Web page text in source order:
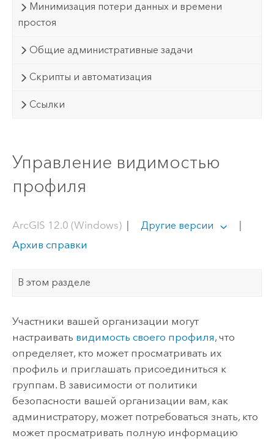
Минимизация потери данных и времени
простоя
Общие административные задачи
Скрипты и автоматизация
Ссылки
Управление видимостью
профиля
ArcGIS 12.0 (Windows)| Другие версии
Архив справки
В этом разделе
Участники вашей организации могут
настраивать видимость своего профиля, что
определяет, кто может просматривать их
профиль и приглашать присоединиться к
группам. В зависимости от политики
безопасности вашей организации вам, как
администратору, может потребоваться знать, кто
может просматривать полную информацию